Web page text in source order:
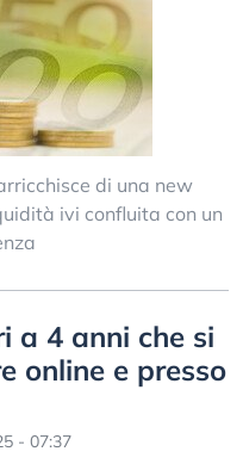
di una new
ivi confluita con un
a 4 anni che si
online e presso
- 07:37